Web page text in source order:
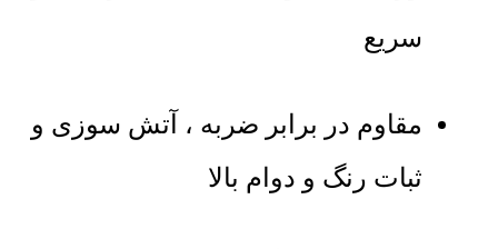
سریع
مقاوم در برابر ضربه ، آتش سوزی و
ثبات رنگ و دوام بالا